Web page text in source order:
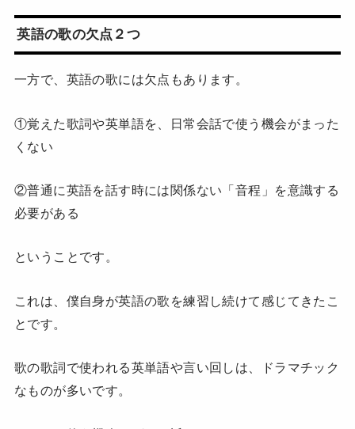
英語の歌の欠点２つ
一方で、英語の歌には欠点もあります。
①覚えた歌詞や英単語を、日常会話で使う機会がまった
くない
②普通に英語を話す時には関係ない「音程」を意識する
必要がある
ということです。
これは、僕自身が英語の歌を練習し続けて感じてきたこ
とです。
歌の歌詞で使われる英単語や言い回しは、ドラマチック
なものが多いです。